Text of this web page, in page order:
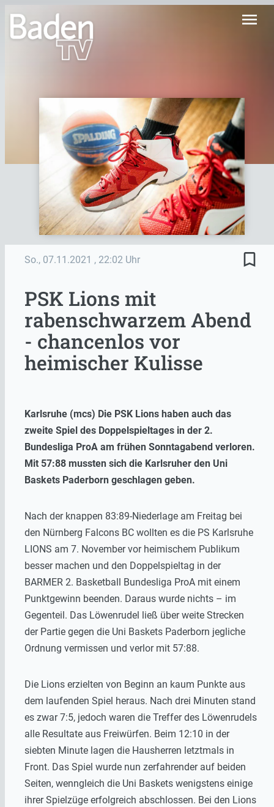
menu
So., 07.11.2021 , 22:02 Uhr bookmark_border
PSK Lions mit
rabenschwarzem Abend
- chancenlos vor
heimischer Kulisse
Karlsruhe (mcs) Die PSK Lions haben auch das
zweite Spiel des Doppelspieltages in der 2.
Bundesliga ProA am frühen Sonntagabend verloren.
Mit 57:88 mussten sich die Karlsruher den Uni
Baskets Paderborn geschlagen geben.
Nach der knappen 83:89-Niederlage am Freitag bei
den Nürnberg Falcons BC wollten es die PS Karlsruhe
LIONS am 7. November vor heimischem Publikum
besser machen und den Doppelspieltag in der
BARMER 2. Basketball Bundesliga ProA mit einem
Punktgewinn beenden. Daraus wurde nichts – im
Gegenteil. Das Löwenrudel ließ über weite Strecken
der Partie gegen die Uni Baskets Paderborn jegliche
Ordnung vermissen und verlor mit 57:88.
Die Lions erzielten von Beginn an kaum Punkte aus
dem laufenden Spiel heraus. Nach drei Minuten stand
es zwar 7:5, jedoch waren die Treffer des Löwenrudels
alle Resultate aus Freiwürfen. Beim 12:10 in der
siebten Minute lagen die Hausherren letztmals in
Front. Das Spiel wurde nun zerfahrender auf beiden
Seiten, wenngleich die Uni Baskets wenigstens einige
ihrer Spielzüge erfolgreich abschlossen. Bei den Lions